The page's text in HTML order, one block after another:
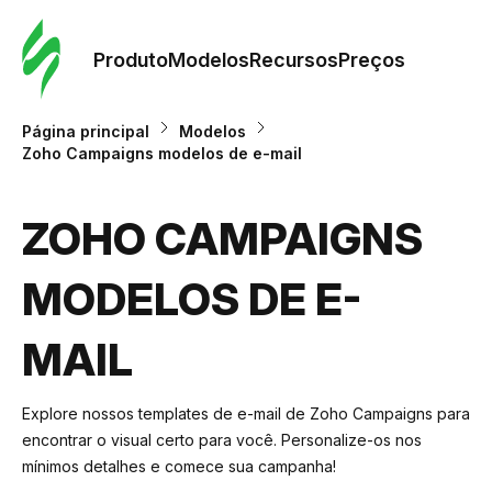
ProdutoModelosRecursosPreços
Página principal
Modelos
Zoho Campaigns modelos de e-mail
ZOHO CAMPAIGNS
MODELOS DE E-
MAIL
Explore nossos templates de e-mail de Zoho Campaigns para
encontrar o visual certo para você. Personalize-os nos
mínimos detalhes e comece sua campanha!